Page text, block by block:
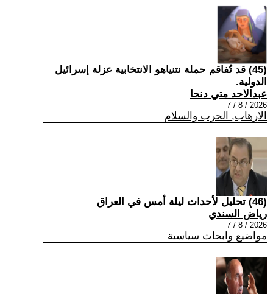
(45) قد تُفاقم حملة نتنياهو الانتخابية عزلة إسرائيل
الدولية.
عبدالاحد متي دنحا
2026 / 8 / 7
الارهاب, الحرب والسلام
(46) تحليل لأحداث ليلة أمس في العراق
رياض السندي
2026 / 8 / 7
مواضيع وابحاث سياسية